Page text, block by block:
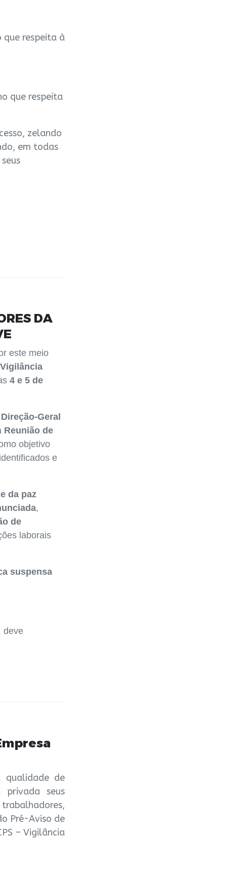
que respeita à
que respeita
zelando
em todas
DA
este meio
4 e 5 de
Geral
Reunião de
objetivo
e
da paz
,
de
laborais
suspensa
deve
qualidade de
privada seus
Pré-Aviso de
– Vigilância